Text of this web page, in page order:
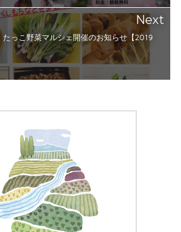
Next
たっこ野菜マルシェ開催のお知らせ【2019